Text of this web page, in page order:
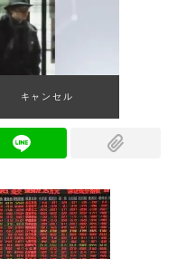
キャンセル